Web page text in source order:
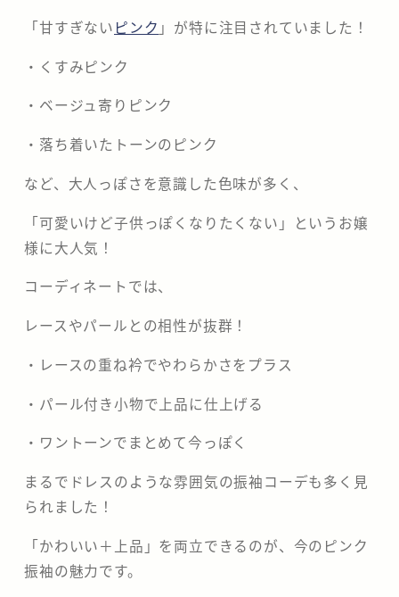
「甘すぎない ピンク 」が特に注目されていました！
・くすみピンク
・ベージュ寄りピンク
・落ち着いたトーンのピンク
など、大人っぽさを意識した色味が多く、
「可愛いけど子供っぽくなりたくない」というお嬢
様に大人気！
コーディネートでは、
レースやパールとの相性が抜群！
・レースの重ね衿でやわらかさをプラス
・パール付き小物で上品に仕上げる
・ワントーンでまとめて今っぽく
まるでドレスのような雰囲気の振袖コーデも多く見
られました！
「かわいい＋上品」を両立できるのが、今のピンク
振袖の魅力です。